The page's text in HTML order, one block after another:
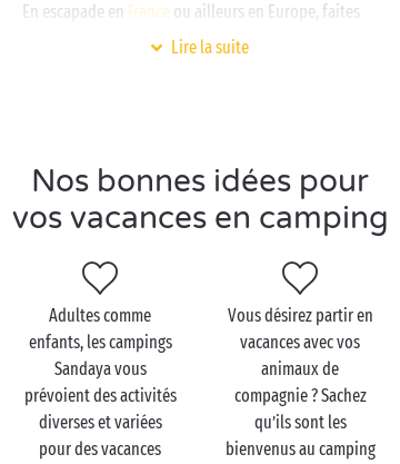
En escapade en France ou ailleurs en Europe, faites
de vos vacances d’été les meilleures dont vous avez
forêt, c’est la randonnée avec de beaux paysages qui
nouveaux amis aux
en participant aux
animations, tandis que les parents profiteront de
l’espace bien-être ou du bain à remous dans l’espace
baignade pour se relaxer… Le soir, tout le monde se
rejoint au restaurant pour un débrief joyeux de la
journée, avant de retourner au
mobil-home
pour une
bonne nuit de repos…
Lire la suite
Nos bonnes idées pour
vos vacances en camping
Adultes comme
enfants, les campings
Sandaya vous
prévoient des activités
diverses et variées
pour des vacances
Vous désirez partir en
vacances avec vos
animaux de
compagnie ? Sachez
qu’ils sont les
bienvenus au camping